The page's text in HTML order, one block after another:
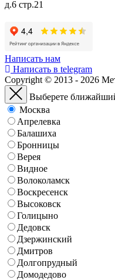
д.6 стр.21
Написать нам
Написать в telegram
Copyright © 2013 - 2026
Выберете
Москва
Апрелевка
Балашиха
Бронницы
Верея
Видное
Волоколамск
Воскресенск
Высоковск
Голицыно
Дедовск
Дзержинский
Дмитров
Долгопрудный
Домодедово